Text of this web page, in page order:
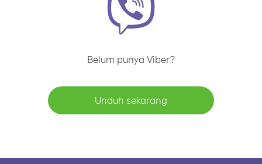
Belum punya Viber?
Unduh sekarang